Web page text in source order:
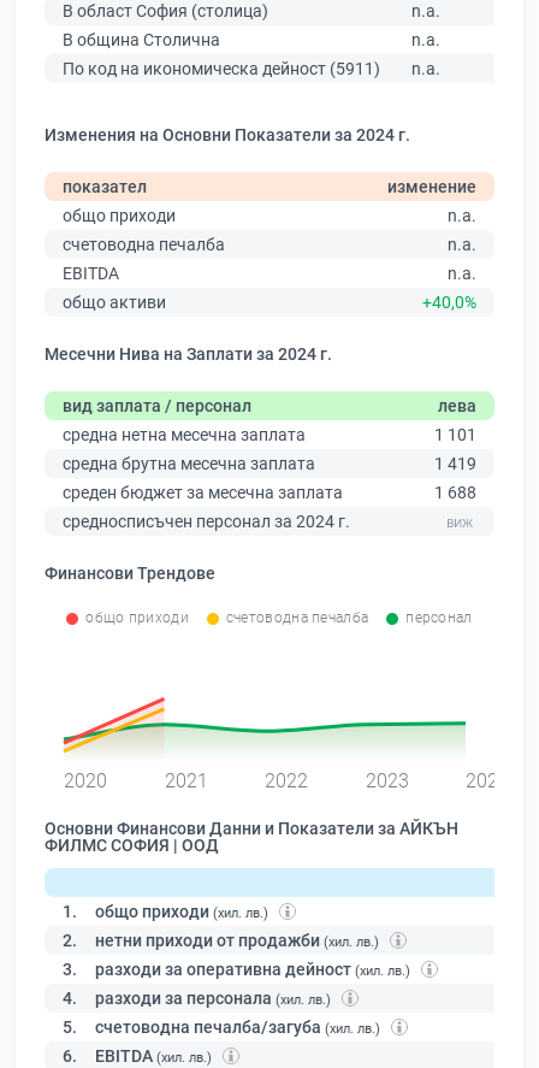
В област София (столица)
n.a.
В община Столична
n.a.
По код на икономическа дейност (5911)
n.a.
Изменения на Основни Показатели за 2024 г.
показател
изменение
общо приходи
n.a.
счетоводна печалба
n.a.
EBITDA
n.a.
общо активи
+40,0%
Месечни Нива на Заплати за 2024 г.
вид заплата / персонал
лева
средна нетна месечна заплата
1 101
средна брутна месечна заплата
1 419
среден бюджет за месечна заплата
1 688
средносписъчен персонал за 2024 г.
Финансови Трендове
общо приходи счетоводна печалба персонал
2020 2021 2022 2023 2024
Основни Финансови Данни и Показатели за АЙКЪН
ФИЛМС СОФИЯ | ООД
1. общо приходи (хил. лв.)
2. нетни приходи от продажби (хил. лв.)
3. разходи за оперативна дейност (хил. лв.)
4. разходи за персонала (хил. лв.)
5. счетоводна печалба/загуба (хил. лв.)
6. EBITDA (хил. лв.)